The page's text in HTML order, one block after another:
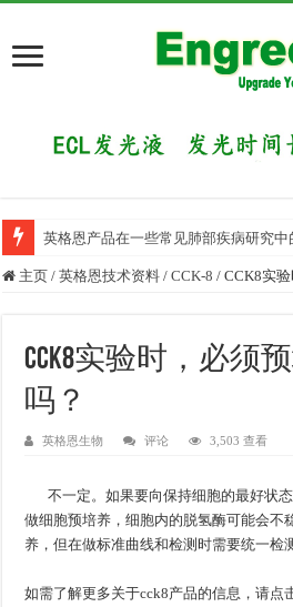
英格恩产品在一些常见肺部疾病研究中
主页 / 英格恩技术资料 / CCK-8 / CCK8实
CCK8实验时，必须
吗？
英格恩生物 评论 3,503 查看
不一定。如果要向保持细胞的最好状态
做细胞预培养，细胞内的脱氢酶可能会不
养，但在做标准曲线和检测时需要统一检
如需了解更多关于cck8产品的信息，请点